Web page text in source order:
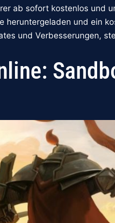
ab sofort kostenlos und
heruntergeladen und ein
und Verbesserungen,